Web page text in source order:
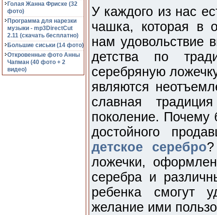
Голая Жанна Фриске (32
фото)
Программа для нарезки
музыки - mp3DirectCut
2.11 (cкачать бесплатно)
Большие сиськи (14 фото)
Откровенные фото Анны
Чапман (40 фото + 2
видео)
У каждого из нас
чашка, которая в
нам удовольствие
детства по
серебряную
являются
славная
поколение. Почему
достойного
детское серебро
ложечки,
серебра и
ребенка смогут
желание ими